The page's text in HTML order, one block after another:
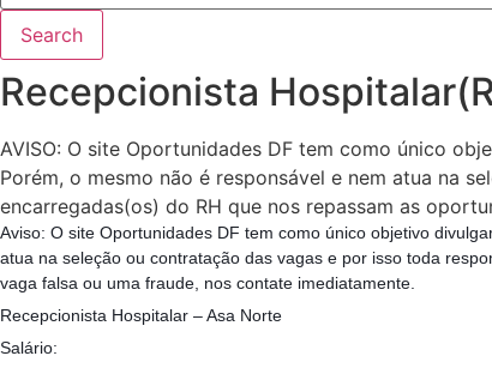
Search
Recepcionista
AVISO: O site Oportunidades DF tem como único
Porém, o mesmo não é responsável e nem atua na
encarregadas(os) do RH que nos repassam as
Aviso: O site Oportunidades DF tem como único objetivo
atua na seleção ou contratação das vagas e por isso toda
vaga falsa ou uma fraude, nos contate imediatamente.
Recepcionista Hospitalar – Asa Norte
Salário: